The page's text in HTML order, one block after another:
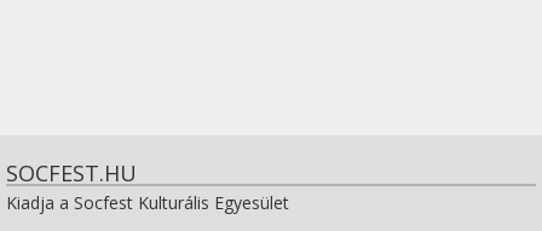
SOCFEST.HU
Kiadja a Socfest Kulturális Egyesület